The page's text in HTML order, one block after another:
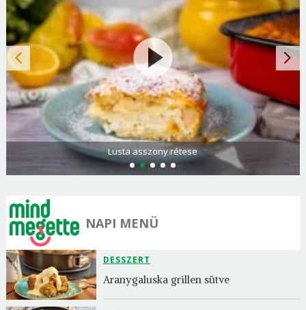
Spenótos palacsinta tejföllel töltve
NAPI MENÜ
DESSZERT
Aranygaluska grillen sütve